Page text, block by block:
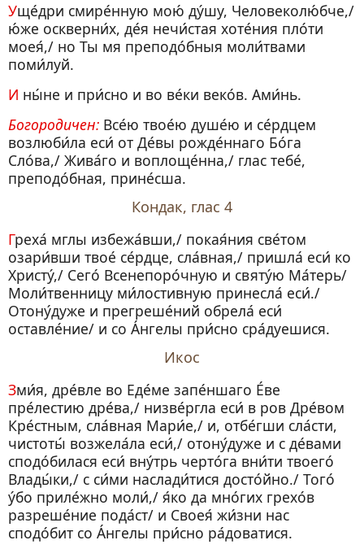
Уще́дри смире́нную мою́ ду́шу, Человеколю́бче,/
ю́же оскверни́х, де́я нечи́стая хоте́ния пло́ти
моея́,/ но Ты мя преподо́бныя моли́твами
поми́луй.
И ны́не и при́сно и во ве́ки веко́в. Ами́нь.
Богородичен: Все́ю твое́ю душе́ю и се́рдцем
возлюби́ла еси́ от Де́вы рожде́ннаго Бо́га
Сло́ва,/ Жива́го и воплоще́нна,/ глас тебе́,
преподо́бная, прине́сша.
Кондак, глас 4
Греха́ мглы избежа́вши,/ покая́ния све́том
озари́вши твое́ се́рдце, сла́вная,/ пришла́ еси́ ко
Христу́,/ Сего́ Всенепоро́чную и святу́ю Ма́терь/
Моли́твенницу ми́лостивную принесла́ еси́./
Отону́дуже и прегреше́ний обрела́ еси́
оставле́ние/ и со А́нгелы при́сно сра́дуешися.
Икос
Зми́я, дре́вле во Еде́ме запе́ншаго Е́ве
пре́лестию дре́ва,/ низве́ргла еси́ в ров Дре́вом
Кре́стным, сла́вная Мари́е,/ и, отбе́гши сла́сти,
чистоты́ возжела́ла еси́,/ отону́дуже и с де́вами
сподо́билася еси́ вну́трь черто́га вни́ти твоего́
Влады́ки,/ с си́ми наслади́тися досто́йно./ Того́
у́бо приле́жно моли́,/ я́ко да мно́гих грехо́в
разреше́ние пода́ст/ и Своея́ жи́зни нас
сподо́бит со А́нгелы при́сно ра́доватися.